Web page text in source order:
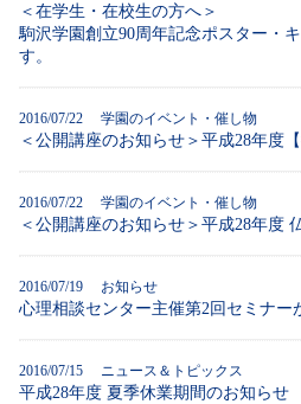
＜在学生・在校生の方へ＞
駒沢学園創立90周年記念ポスター・
す。
2016/07/22 学園のイベント・催し物
＜公開講座のお知らせ＞平成28年度
2016/07/22 学園のイベント・催し物
＜公開講座のお知らせ＞平成28年度
2016/07/19 お知らせ
心理相談センター主催第2回セミナー
2016/07/15 ニュース＆トピックス
平成28年度 夏季休業期間のお知らせ